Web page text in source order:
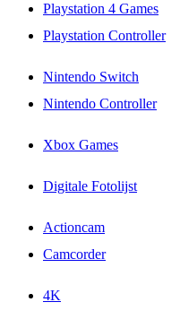
Playstation 4 Games
Playstation Controller
Nintendo Switch
Nintendo Controller
Xbox Games
Digitale Fotolijst
Actioncam
Camcorder
4K